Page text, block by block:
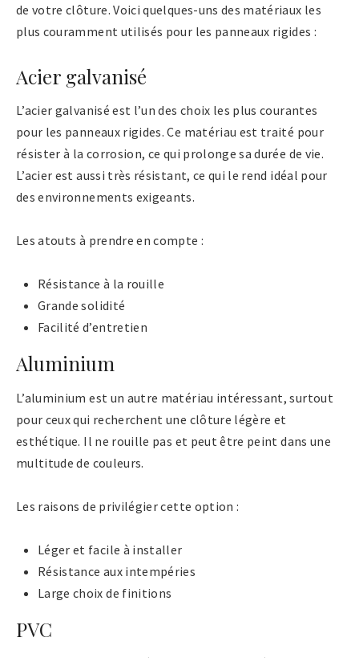
de votre clôture. Voici quelques-uns des matériaux les
plus couramment utilisés pour les panneaux rigides :
Acier galvanisé
L’acier galvanisé est l’un des choix les plus courantes
pour les panneaux rigides. Ce matériau est traité pour
résister à la corrosion, ce qui prolonge sa durée de vie.
L’acier est aussi très résistant, ce qui le rend idéal pour
des environnements exigeants.
Les atouts à prendre en compte :
Résistance à la rouille
Grande solidité
Facilité d’entretien
Aluminium
L’aluminium est un autre matériau intéressant, surtout
pour ceux qui recherchent une clôture légère et
esthétique. Il ne rouille pas et peut être peint dans une
multitude de couleurs.
Les raisons de privilégier cette option :
Léger et facile à installer
Résistance aux intempéries
Large choix de finitions
PVC